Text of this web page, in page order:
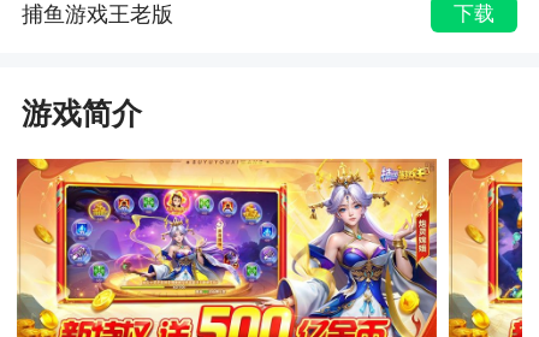
捕鱼游戏王老版 下载
游戏简介